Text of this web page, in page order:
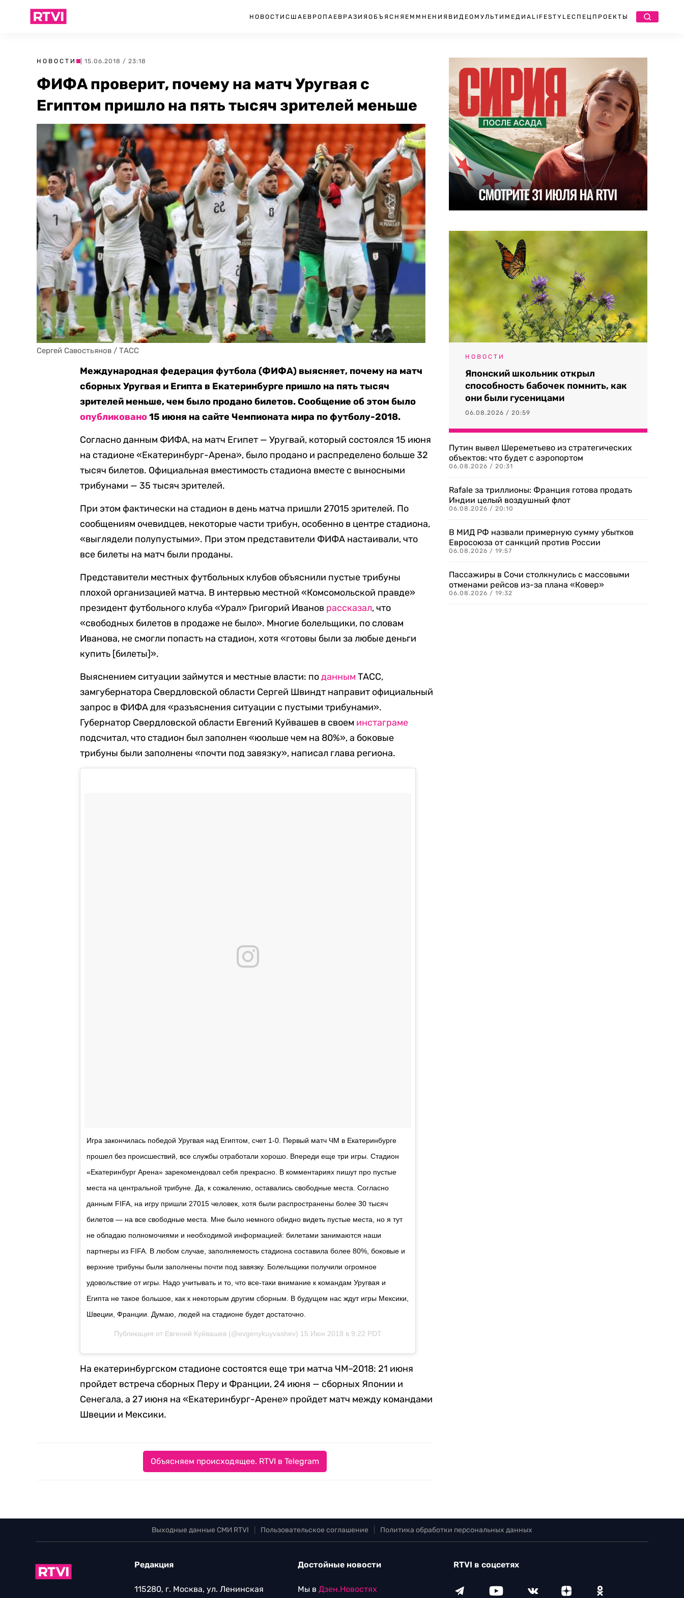
НОВОСТИ США ЕВРОПА ЕВРАЗИЯ ОБЪЯСНЯЕМ МНЕНИЯ ВИДЕО МУЛЬТИМЕДИА LIFESTYLEСПЕЦПРОЕКТЫ
НОВОСТИ | 15.06.2018 / 23:18
ФИФА проверит, почему на матч Уругвая с
Египтом пришло на пять тысяч зрителей меньше
Сергей Савостьянов / ТАСС
Международная федерация футбола (ФИФА) выясняет, почему на матч
сборных Уругвая и Египта в Екатеринбурге пришло на пять тысяч
зрителей меньше, чем было продано билетов. Сообщение об этом было
опубликовано15 июня на сайте Чемпионата мира по футболу-2018.
Согласно данным ФИФА, на матч Египет — Уругвай, который состоялся 15 июня
на стадионе «Екатеринбург-Арена», было продано и распределено больше 32
тысяч билетов. Официальная вместимость стадиона вместе с выносными
трибунами — 35 тысяч зрителей.
При этом фактически на стадион в день матча пришли 27015 зрителей. По
сообщениям очевидцев, некоторые части трибун, особенно в центре стадиона,
«выглядели полупустыми». При этом представители ФИФА настаивали, что
все билеты на матч были проданы.
Представители местных футбольных клубов объяснили пустые трибуны
плохой организацией матча. В интервью местной «Комсомольской правде»
президент футбольного клуба «Урал» Григорий Иванов рассказал, что
«свободных билетов в продаже не было». Многие болельщики, по словам
Иванова, не смогли попасть на стадион, хотя «готовы были за любые деньги
купить [билеты]».
Выяснением ситуации займутся и местные власти: поданным ТАСС,
замгубернатора Свердловской области Сергей Швиндт направит официальный
запрос в ФИФА для «разъяснения ситуации с пустыми трибунами».
Губернатор Свердловской области Евгений Куйвашев в своем инстаграме
подсчитал, что стадион был заполнен «юольше чем на 80%», а боковые
трибуны были заполнены «почти под завязку», написал глава региона.
Игра закончилась победой Уругвая над Египтом, счет 1-0. Первый матч ЧМ в Екатеринбурге
прошел без происшествий, все службы отработали хорошо. Впереди еще три игры. Стадион
«Екатеринбург Арена» зарекомендовал себя прекрасно. В комментариях пишут про пустые
места на центральной трибуне. Да, к сожалению, оставались свободные места. Согласно
данным FIFA, на игру пришли 27015 человек, хотя были распространены более 30 тысяч
билетов — на все свободные места. Мне было немного обидно видеть пустые места, но я тут
не обладаю полномочиями и необходимой информацией: билетами занимаются наши
партнеры из FIFA. В любом случае, заполняемость стадиона составила более 80%, боковые и
верхние трибуны были заполнены почти под завязку. Болельщики получили огромное
удовольствие от игры. Надо учитывать и то, что все-таки внимание к командам Уругвая и
Египта не такое большое, как к некоторым другим сборным. В будущем нас ждут игры Мексики,
Швеции, Франции. Думаю, людей на стадионе будет достаточно.
Публикация от Евгений Куйвашев (@evgenykuyvashev) 15 Июн 2018 в 9:22 PDT
На екатеринбургском стадионе состоятся еще три матча ЧМ–2018: 21 июня
пройдет встреча сборных Перу и Франции, 24 июня — сборных Японии и
Сенегала, а 27 июня на «Екатеринбург-Арене» пройдет матч между командами
Швеции и Мексики.
Объясняем происходящее. RTVI в Telegram
НОВОСТИ
Японский школьник открыл
способность бабочек помнить, как
они были гусеницами
06.08.2026 / 20:59
Путин вывел Шереметьево из стратегических
объектов: что будет с аэропортом
06.08.2026 / 20:31
Rafale за триллионы: Франция готова продать
Индии целый воздушный флот
06.08.2026 / 20:10
В МИД РФ назвали примерную сумму убытков
Евросоюза от санкций против России
06.08.2026 / 19:57
Пассажиры в Сочи столкнулись с массовыми
отменами рейсов из-за плана «Ковер»
06.08.2026 / 19:32
Выходные данные СМИ RTVI Пользовательское соглашение Политика обработки персональных данных
Редакция
115280, г. Москва, ул. Ленинская
Достойные новости
Мы в Дзен.Новостях
RTVI в соцсетях